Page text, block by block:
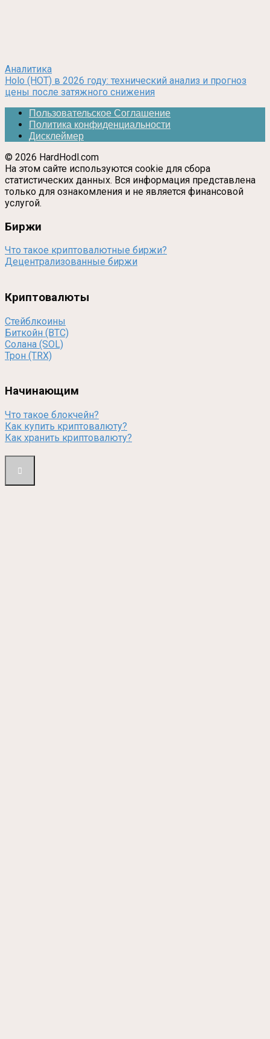
Аналитика
Holo (HOT) в 2026 году: технический анализ и прогноз
цены после затяжного снижения
Пользовательское Соглашение
Политика конфиденциальности
Дисклеймер
© 2026 HardHodl.com
На этом сайте используются cookie для сбора
статистических данных. Вся информация представлена
только для ознакомления и не является финансовой
услугой.
Биржи
Что такое криптовалютные биржи?
Децентрализованные биржи
Криптовалюты
Стейблкоины
Биткойн (BTC)
Солана (SOL)
Трон (TRX)
Начинающим
Что такое блокчейн?
Как купить криптовалюту?
Как хранить криптовалюту?